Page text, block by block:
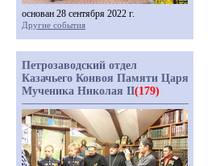
основан 28 сентября 2022 г.
Другие события
Петрозаводский отдел
Казачьего Конвоя Памяти Царя
Мученика Николая II(179)